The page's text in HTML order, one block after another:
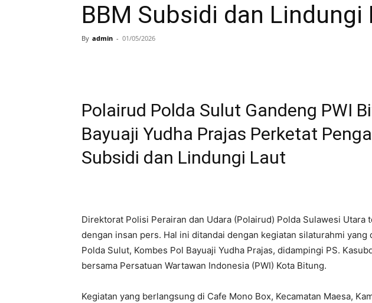
BBM Subsidi dan Lindungi
By admin - 01/05/2026
Polairud Polda Sulut Gandeng PWI
Bayuaji Yudha Prajas Perketat
Subsidi dan Lindungi Laut
Direktorat Polisi Perairan dan Udara (Polairud) Polda Sulawesi Utara
dengan insan pers. Hal ini ditandai dengan kegiatan silaturahmi
Polda Sulut, Kombes Pol Bayuaji Yudha Prajas, didampingi PS.
bersama Persatuan Wartawan Indonesia (PWI) Kota Bitung.
Kegiatan yang berlangsung di Cafe Mono Box, Kecamatan Maesa,